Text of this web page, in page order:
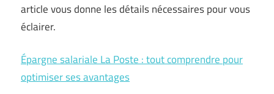
article vous donne les détails nécessaires pour vous
éclairer.
Épargne salariale La Poste : tout comprendre pour
optimiser ses avantages